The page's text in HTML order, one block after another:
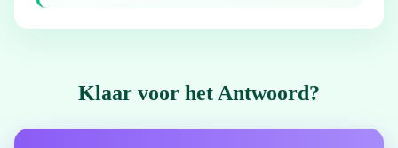
Klaar voor het Antwoord?